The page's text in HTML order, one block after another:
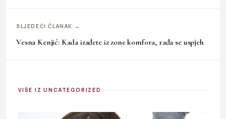
SLJEDEĆI ČLANAK →
Vesna Kenjić: Kada izađete iz zone komfora, rađa se uspjeh
VIŠE IZ UNCATEGORIZED